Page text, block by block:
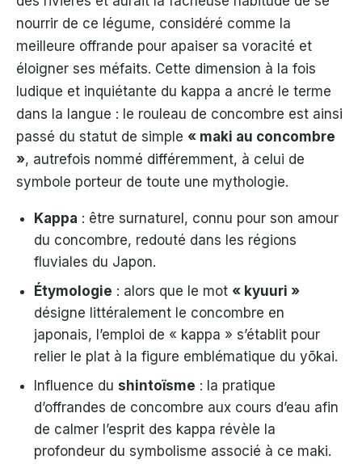
nourrir de ce légume, considéré comme la
meilleure offrande pour apaiser sa voracité et
éloigner ses méfaits. Cette dimension à la fois
ludique et inquiétante du kappa a ancré le terme
dans la langue : le rouleau de concombre est ainsi
passé du statut de simple « maki au concombre
», autrefois nommé différemment, à celui de
symbole porteur de toute une mythologie.
Kappa : être surnaturel, connu pour son amour
du concombre, redouté dans les régions
fluviales du Japon.
Étymologie : alors que le mot « kyuuri »
désigne littéralement le concombre en
japonais, l’emploi de « kappa » s’établit pour
relier le plat à la figure emblématique du yōkai.
Influence du shintoïsme : la pratique
d’offrandes de concombre aux cours d’eau afin
de calmer l’esprit des kappa révèle la
profondeur du symbolisme associé à ce maki.